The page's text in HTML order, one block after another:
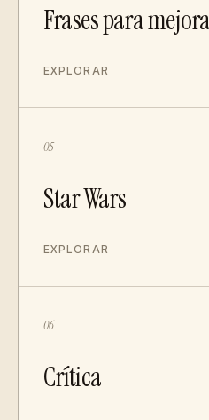
Frases para
EXPLORAR
05
Star Wars
EXPLORAR
06
Crítica